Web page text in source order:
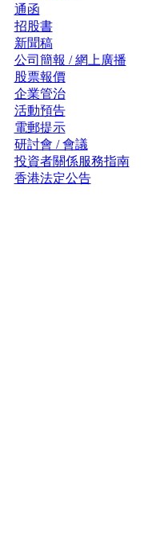
通函
招股書
新聞稿
公司簡報 / 網上廣播
股票報價
企業管治
活動預告
電郵提示
研討會 / 會議
投資者關係服務指南
香港法定公告